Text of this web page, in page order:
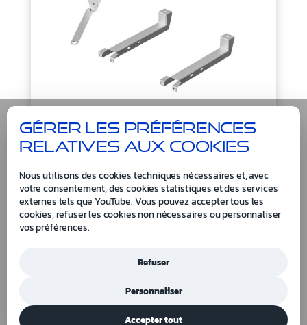
19312
pour Iveco Daily
Aller à la page
Gérer les préférences
relatives aux cookies
Nous utilisons des cookies techniques nécessaires et, avec
votre consentement, des cookies statistiques et des services
externes tels que YouTube. Vous pouvez accepter tous les
cookies, refuser les cookies non nécessaires ou personnaliser
vos préférences.
Refuser
Personnaliser
Accepter tout